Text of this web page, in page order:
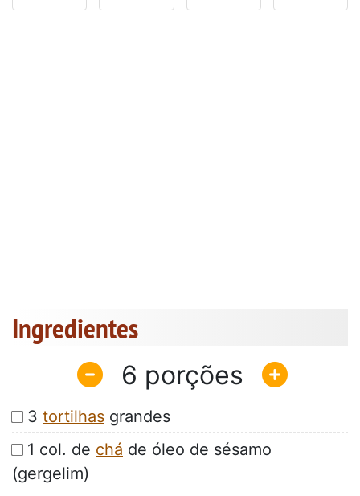
Ingredientes
6
3 tortilhas grandes
1 col. de chá de óleo de sésamo
(gergelim)